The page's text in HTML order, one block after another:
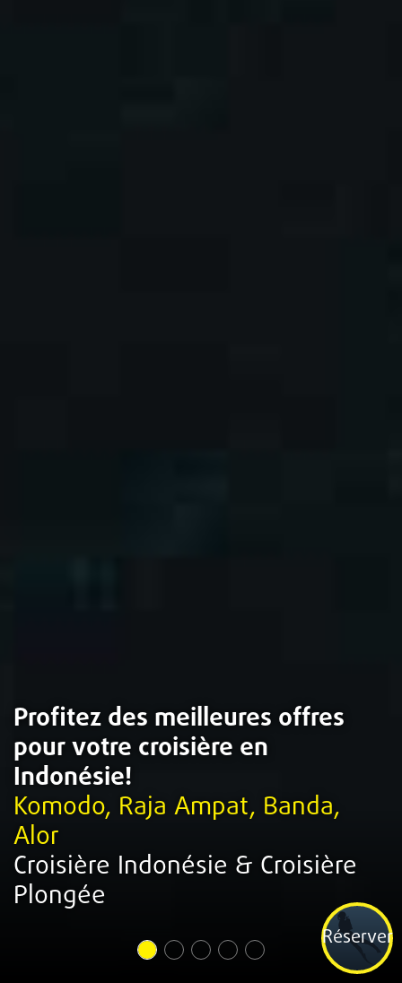
Profitez des meilleures offres
pour votre croisière en
Indonésie!
Komodo, Raja Ampat, Banda,
Alor
Croisière Indonésie & Croisière
Plongée
Réserver